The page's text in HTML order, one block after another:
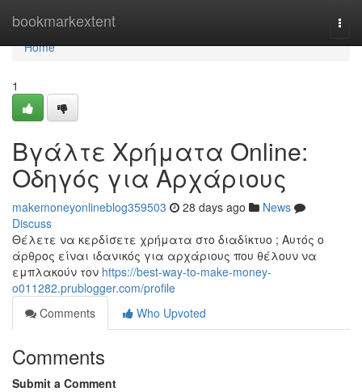
bookmarkextent
Home
Home
1
Βγάλτε Χρήματα Online:
Οδηγός για Αρχάριους
makemoneyonlineblog359503 28 days ago
News
Discuss
Θέλετε να κερδίσετε χρήματα στο διαδίκτυο ; Αυτός ο
άρθρος είναι ιδανικός για αρχάριους που θέλουν να
εμπλακούν τον https://best-way-to-make-money-
o011282.prublogger.com/profile
Comments
Who Upvoted
Comments
Submit a Comment